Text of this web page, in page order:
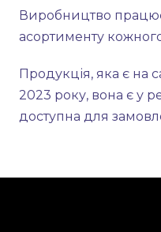
Виробництво
асортименту
Продукція, яка є на
2023 року, вона є у
доступна для